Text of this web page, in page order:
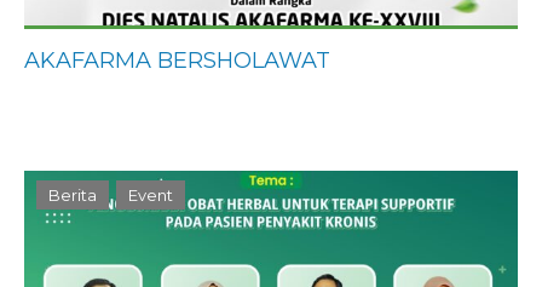
AKAFARMA BERSHOLAWAT
Berita Event